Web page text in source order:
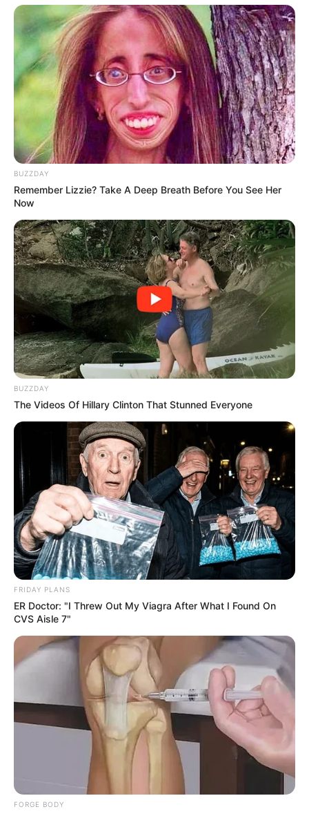
Adults Over 50 Are Trying This For Mental Clarity
HARMO BRAIN
Looking For Extra Income Online?
EXTRA INCOME ONLINE
Arthrologist Begs To Stop Buying Knee Braces - Do
FORGE BODY
BUZZDAY
Remember Lizzie? Take A Deep Breath Before You See Her
Now
BUZZDAY
The Videos Of Hillary Clinton That Stunned Everyone
FRIDAY PLANS
ER Doctor: "I Threw Out My Viagra After What I Found On
CVS Aisle 7"
FORGE BODY